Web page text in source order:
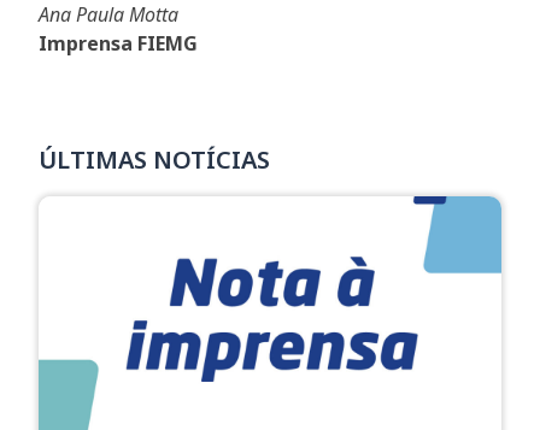
Ana Paula Motta
Imprensa FIEMG
ÚLTIMAS NOTÍCIAS